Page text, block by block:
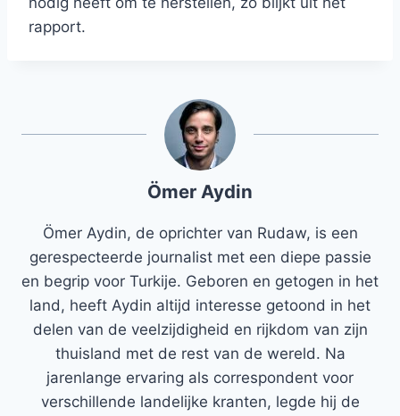
rapport.
Ömer Aydin
Ömer Aydin, de oprichter van Rudaw, is een
gerespecteerde journalist met een diepe passie
en begrip voor Turkije. Geboren en getogen in het
land, heeft Aydin altijd interesse getoond in het
delen van de veelzijdigheid en rijkdom van zijn
thuisland met de rest van de wereld. Na
jarenlange ervaring als correspondent voor
verschillende landelijke kranten, legde hij de